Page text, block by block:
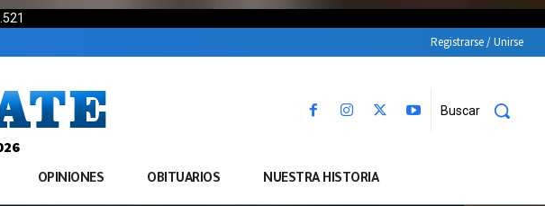
Registrarse / Unirse
Buscar
OPINIONES OBITUARIOS NUESTRA HISTORIA